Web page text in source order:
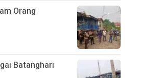
Orang
Batanghari